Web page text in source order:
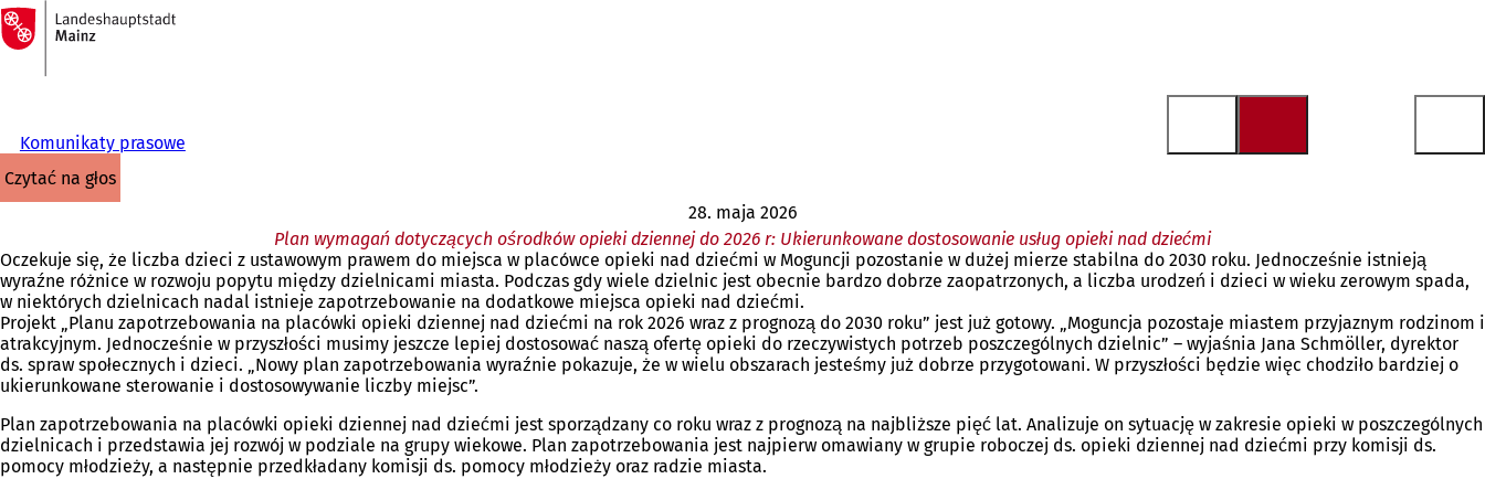
Przejdź do treści
Do
strony
głównej
Komunikaty prasowe
czytać na głos
28. maja 2026
Plan wymagań dotyczących ośrodków opieki dziennej do 2026 r: Ukierunkowane dostosowanie usług opieki nad dziećmi
Oczekuje się, że liczba dzieci z ustawowym prawem do miejsca w placówce opieki nad dziećmi w Moguncji pozostanie w dużej mierze stabilna do 2030 roku. Jednocześnie istnieją
wyraźne różnice w rozwoju popytu między dzielnicami miasta. Podczas gdy wiele dzielnic jest obecnie bardzo dobrze zaopatrzonych, a liczba urodzeń i dzieci w wieku zerowym spada,
w niektórych dzielnicach nadal istnieje zapotrzebowanie na dodatkowe miejsca opieki nad dziećmi.
Projekt „Planu zapotrzebowania na placówki opieki dziennej nad dziećmi na rok 2026 wraz z prognozą do 2030 roku” jest już gotowy. „Moguncja pozostaje miastem przyjaznym rodzinom i
atrakcyjnym. Jednocześnie w przyszłości musimy jeszcze lepiej dostosować naszą ofertę opieki do rzeczywistych potrzeb poszczególnych dzielnic” – wyjaśnia Jana Schmöller, dyrektor
ds. spraw społecznych i dzieci. „Nowy plan zapotrzebowania wyraźnie pokazuje, że w wielu obszarach jesteśmy już dobrze przygotowani. W przyszłości będzie więc chodziło bardziej o
ukierunkowane sterowanie i dostosowywanie liczby miejsc”.
Plan zapotrzebowania na placówki opieki dziennej nad dziećmi jest sporządzany co roku wraz z prognozą na najbliższe pięć lat. Analizuje on sytuację w zakresie opieki w poszczególnych
dzielnicach i przedstawia jej rozwój w podziale na grupy wiekowe. Plan zapotrzebowania jest najpierw omawiany w grupie roboczej ds. opieki dziennej nad dziećmi przy komisji ds.
pomocy młodzieży, a następnie przedkładany komisji ds. pomocy młodzieży oraz radzie miasta.